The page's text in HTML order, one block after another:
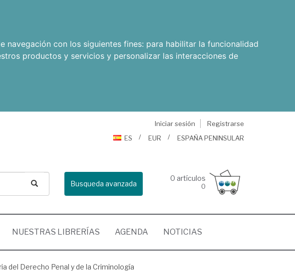
navegación con los siguientes fines: para habilitar la funcionalidad
productos y servicios y personalizar las interacciones de
Iniciar sesión
Registrarse
ES
EUR ESPAÑA PENINSULAR
Busqueda avanzada
0 artículos
0
NUESTRAS LIBRERÍAS AGENDA NOTICIAS
del Derecho Penal y de la Criminología